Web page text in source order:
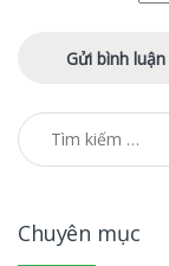
Tìm kiếm cho:
Chuyên mục